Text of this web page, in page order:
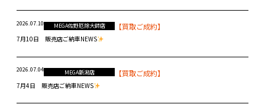
2026.07.10 MEGA佐野厄除大師店 【買取ご成約】
7月10日 販売店ご納車NEWS
2026.07.04 MEGA新潟店 【買取ご成約】
7月4日 販売店ご納車NEWS